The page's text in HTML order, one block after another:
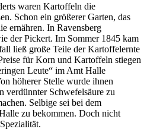
waren Kartoffeln die
Schon ein größerer Garten, das
ernähren. In Ravensberg
der Pickert. Im Sommer 1845 kam
ließ große Teile der Kartoffelernte
für Korn und Kartoffeln stiegen
Leute“ im Amt Halle
höherer Stelle wurde ihnen
verdünnter Schwefelsäure zu
Selbige sei bei dem
zu bekommen. Doch nicht